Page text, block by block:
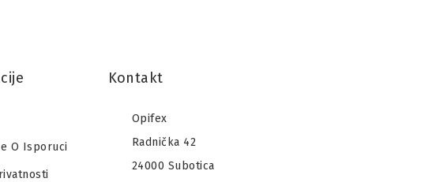
O Isporuci
Kontakt
Opifex
Radnička 42
24000 Subotica